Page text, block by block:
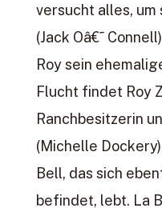
versucht alles, um
(Jack Oâ€˜
Roy sein
Flucht findet Roy
Ranchbesitzerin
(Michelle
Bell, das sich
befindet, lebt. La